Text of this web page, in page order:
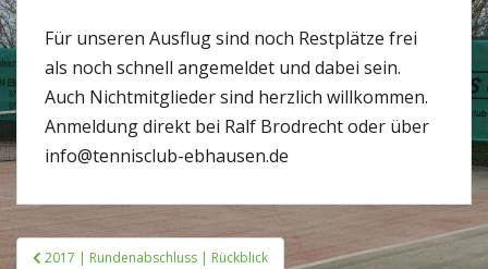
Für unseren Ausflug sind noch Restplätze frei
als noch schnell angemeldet und dabei sein.
Auch Nichtmitglieder sind herzlich willkommen.
Anmeldung direkt bei Ralf Brodrecht oder über
info@tennisclub-ebhausen.de
Beitragsnavigation
2017 | Rundenabschluss | Rückblick